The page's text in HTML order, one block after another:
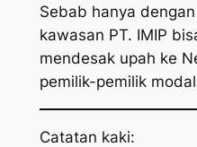
Sebab hanya
kawasan PT. IMIP
mendesak upah ke
pemilik-pemilik
Catatan kaki: